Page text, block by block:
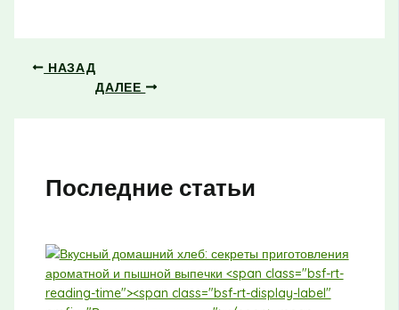
НАЗАД
ДАЛЕЕ
Последние статьи